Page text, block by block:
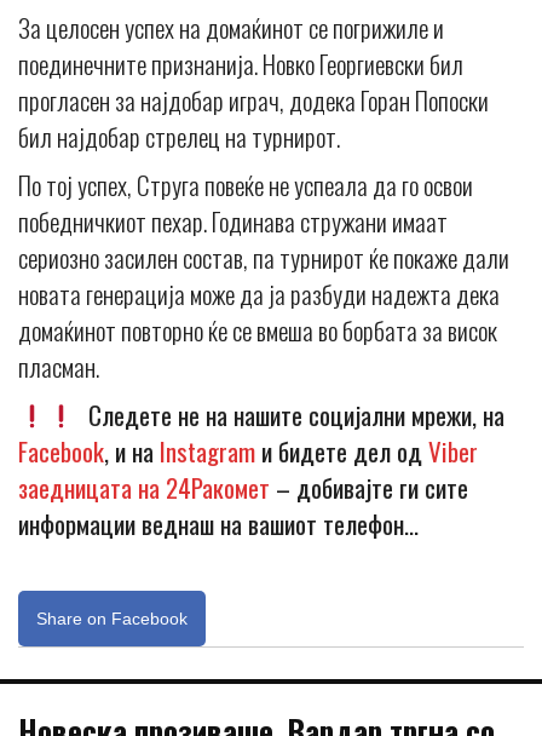
За целосен успех на домаќинот се погрижиле и
поединечните признанија. Новко Георгиевски бил
прогласен за најдобар играч, додека Горан Попоски
бил најдобар стрелец на турнирот.
По тој успех, Струга повеќе не успеала да го освои
победничкиот пехар. Годинава стружани имаат
сериозно засилен состав, па турнирот ќе покаже дали
новата генерација може да ја разбуди надежта дека
домаќинот повторно ќе се вмеша во борбата за висок
пласман.
Следете не на нашите социјални мрежи, на
Facebook, и наInstagramи бидете дел одViber
заедницата на 24Ракомет – добивајте ги сите
информации веднаш на вашиот телефон…
Share on Facebook